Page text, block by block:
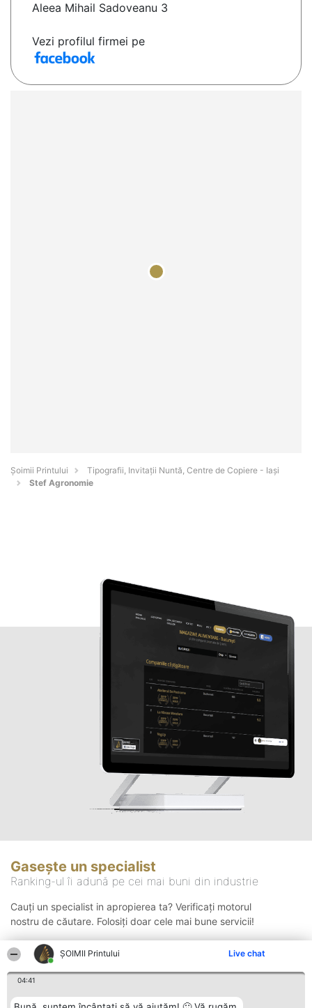
ŞOIMII Printului Live chat
04:41
Aleea Mihail Sadoveanu 3
Vezi profilul firmei pe
Şoimii Printului
Tipografii, Invitații Nuntă, Centre de Copiere - Iaşi
Stef Agronomie
Gasește un specialist
Ranking-ul îi adună pe cei mai buni din industrie
Cauți un specialist in apropierea ta? Verificați motorul
nostru de căutare. Folosiți doar cele mai bune servicii!